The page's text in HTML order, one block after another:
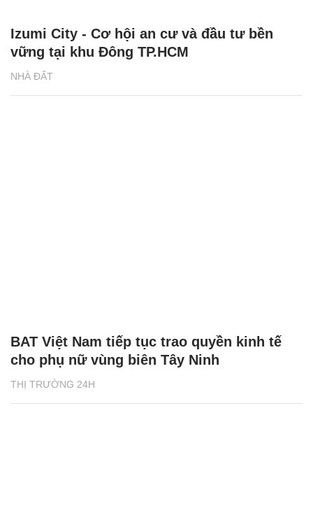
NHÀ ĐẤT
Izumi City - Cơ hội an cư và đầu tư bền
vững tại khu Đông TP.HCM
THỊ TRƯỜNG 24H
BAT Việt Nam tiếp tục trao quyền kinh tế
cho phụ nữ vùng biên Tây Ninh